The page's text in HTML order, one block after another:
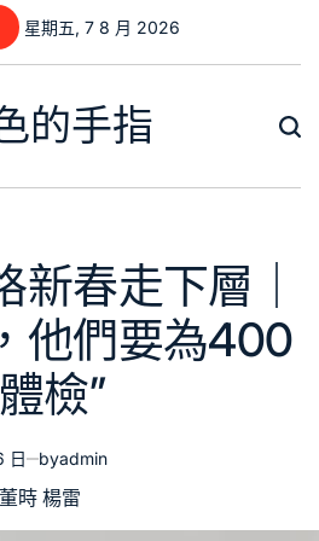
星期五, 7 8 月 2026
的手指
新春走下層｜
他們要為400
檢”
日 byadmin
時 楊雷